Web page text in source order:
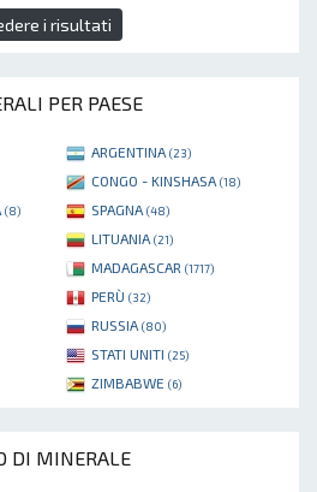
i risultati
PER PAESE
ARGENTINA (23)
CONGO - KINSHASA (18)
(8) SPAGNA (48)
LITUANIA (21)
MADAGASCAR (1717)
PERÙ (32)
RUSSIA (80)
STATI UNITI (25)
ZIMBABWE (6)
DI MINERALE